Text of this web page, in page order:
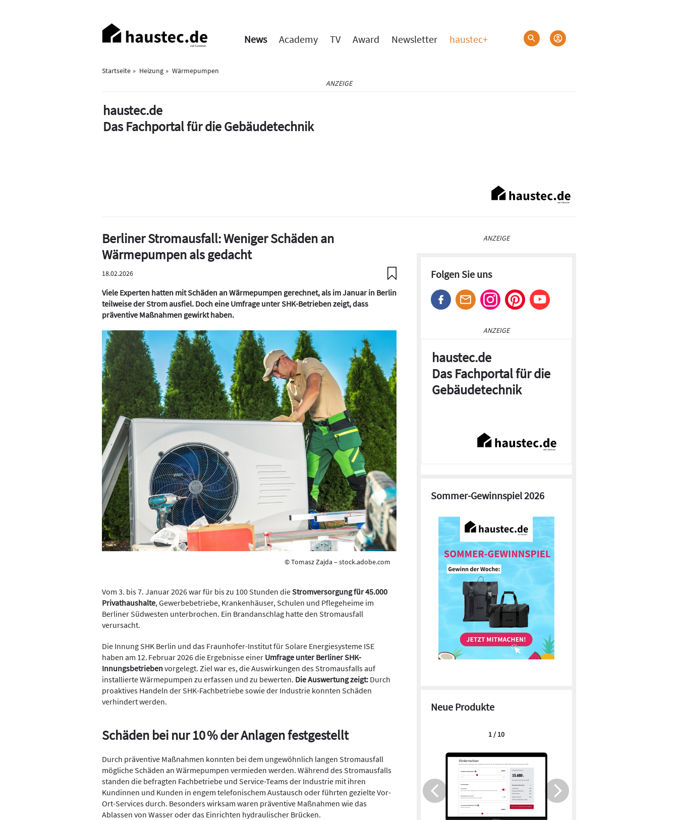
Haupt-
Navigation
News Academy TV Award Newsletter haustec+
Startseite Heizung
Wärmepumpen
ANZEIGE
haustec.de
Das Fachportal für die Gebäudetechnik
Berliner Stromausfall: Weniger Schäden an
Wärmepumpen als gedacht
18.02.2026
Viele Experten hatten mit Schäden an Wärmepumpen gerechnet, als im Januar in Berlin
teilweise der Strom ausfiel. Doch eine Umfrage unter SHK-Betrieben zeigt, dass
präventive Maßnahmen gewirkt haben.
© Tomasz Zajda – stock.adobe.com
Vom 3. bis 7. Januar 2026 war für bis zu 100 Stunden dieStromversorgung für 45.000
Privathaushalte, Gewerbebetriebe, Krankenhäuser, Schulen und Pflegeheime im
Berliner Südwesten unterbrochen. Ein Brandanschlag hatte den Stromausfall
verursacht.
Die Innung SHK Berlin und das Fraunhofer-Institut für Solare Energiesysteme ISE
haben am 12. Februar 2026 die Ergebnisse einer Umfrage unter Berliner SHK-
Innungsbetriebenvorgelegt. Ziel war es, die Auswirkungen des Stromausfalls auf
installierte Wärmepumpen zu erfassen und zu bewerten. Die Auswertung zeigt: Durch
proaktives Handeln der SHK-Fachbetriebe sowie der Industrie konnten Schäden
verhindert werden.
Schäden bei nur 10 % der Anlagen festgestellt
Durch präventive Maßnahmen konnten bei dem ungewöhnlich langen Stromausfall
mögliche Schäden an Wärmepumpen vermieden werden. Während des Stromausfalls
standen die befragten Fachbetriebe und Service-Teams der Industrie mit ihren
Kundinnen und Kunden in engem telefonischem Austausch oder führten gezielte Vor-
Ort-Services durch. Besonders wirksam waren präventive Maßnahmen wie das
Ablassen von Wasser oder das Einrichten hydraulischer Brücken.
ANZEIGE
Folgen Sie uns
ANZEIGE
haustec.de
Das Fachportal für die
Gebäudetechnik
Sommer-Gewinnspiel 2026
Neue Produkte
1 / 10